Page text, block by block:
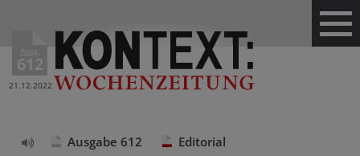
Ausg.
612
21.12.2022
Ausgabe 612 Editorial